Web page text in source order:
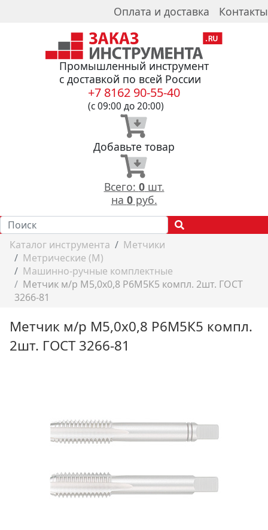
Оплата и доставка Контакты
Промышленный инструмент
с доставкой по всей России
+7 8162 90-55-40
(с 09:00 до 20:00)
Добавьте товар
Всего: 0шт.
на 0руб.
Каталог инструмента
Метчики
Метрические (М)
Машинно-ручные комплектные
Метчик м/р М5,0х0,8 Р6М5К5 компл. 2шт. ГОСТ
3266-81
Метчик м/р М5,0х0,8 Р6М5К5 компл.
2шт. ГОСТ 3266-81